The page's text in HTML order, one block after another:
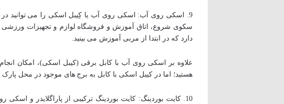
9. اسکی روی آب: اسکی روی آب یا کِیبل اسکی را می توانید
دارد که در ابتدا از مربی آموزش می بینید.
علاوه بر اسکی روی آب با کابل برقی (کیبل اسکی)، امکان
هستید؛ اما در کیبل اسکی با کابل به برج های موجود در محل
10. کایت بوردینگ: کایت بوردینگ ترکیبی از پاراگلایدر و